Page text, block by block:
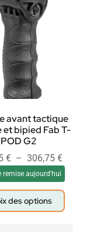
avant tactique
bipied Fab T-
POD G2
€ – 306,75 €
remise aujourd'hui
des options